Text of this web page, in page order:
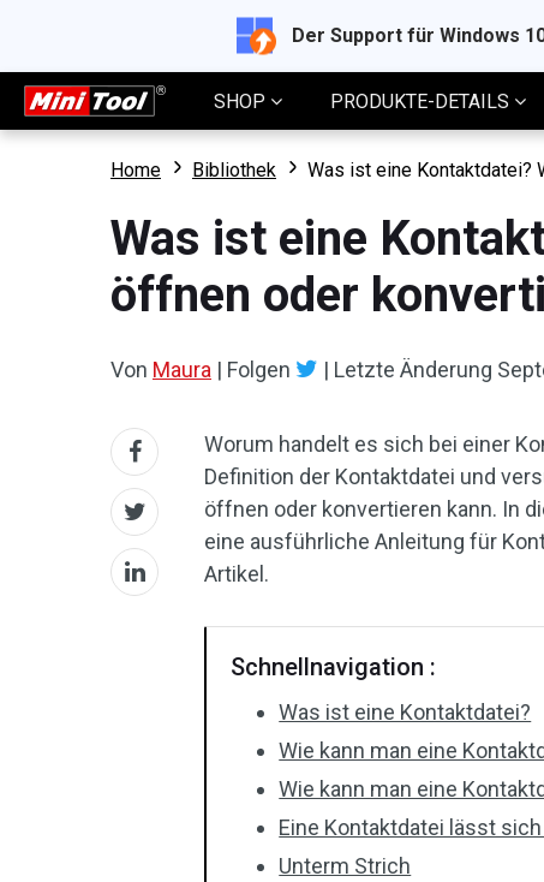
Der Support für Windows
SHOP PRODUKTE-DETAILS
Home Bibliothek Was ist eine Kontaktdatei?
Was ist eine
öffnen oder
Von Maura | Folgen | Letzte Änderung
Worum handelt es sich bei einer
Definition der Kontaktdatei und
öffnen oder konvertieren kann. In
eine ausführliche Anleitung für
Artikel.
Schnellnavigation :
Was ist eine Kontaktdatei?
Wie kann man eine
Wie kann man eine
Eine Kontaktdatei lässt
Unterm Strich